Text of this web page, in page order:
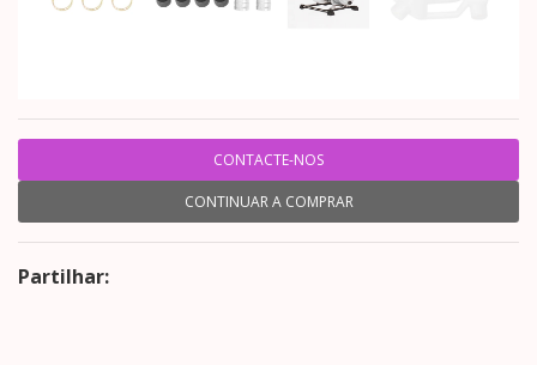
CONTACTE-NOS
CONTINUAR A COMPRAR
Partilhar: